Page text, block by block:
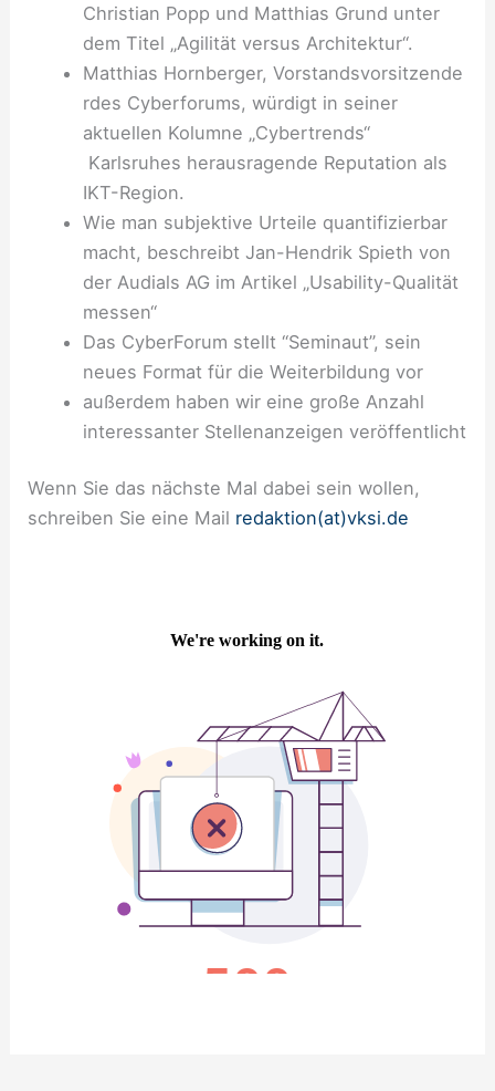
Christian Popp und Matthias Grund unter
dem Titel „Agilität versus Architektur“.
Matthias Hornberger, Vorstandsvorsitzende
rdes Cyberforums, würdigt in seiner
aktuellen Kolumne „Cybertrends“
Karlsruhes herausragende Reputation als
IKT-Region.
Wie man subjektive Urteile quantifizierbar
macht, beschreibt Jan-Hendrik Spieth von
der Audials AG im Artikel „Usability-Qualität
messen“
Das CyberForum stellt “Seminaut”, sein
neues Format für die Weiterbildung vor
außerdem haben wir eine große Anzahl
interessanter Stellenanzeigen veröffentlicht
Wenn Sie das nächste Mal dabei sein wollen,
schreiben Sie eine Mail redaktion(at)vksi.de